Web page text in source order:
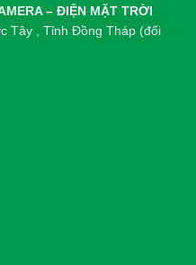
– ĐIỆN MẶT TRỜI
Tây , Tỉnh Đồng Tháp (đối